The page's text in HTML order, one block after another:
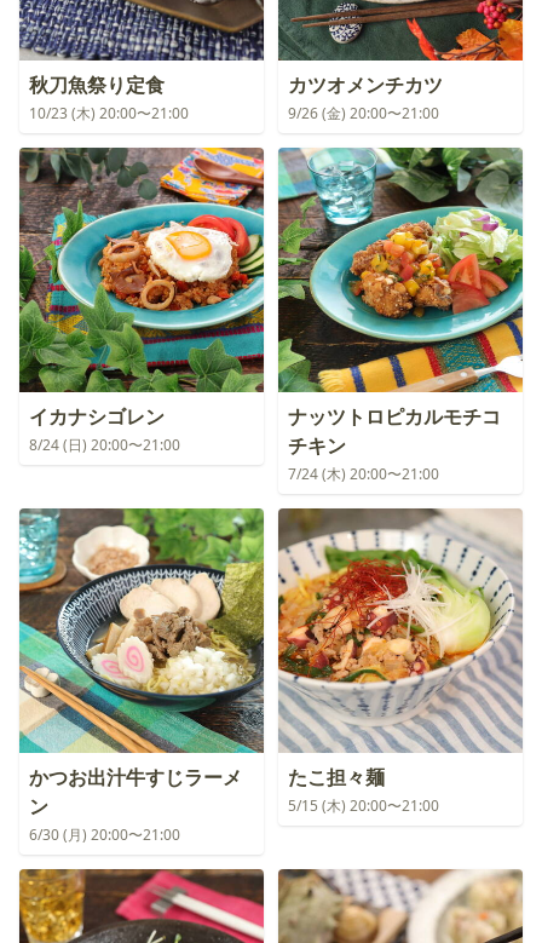
秋刀魚祭り定食
10/23 (木) 20:00〜21:00
カツオメンチカツ
9/26 (金) 20:00〜21:00
イカナシゴレン
8/24 (日) 20:00〜21:00
ナッツトロピカルモチコ
チキン
7/24 (木) 20:00〜21:00
かつお出汁牛すじラーメ
ン
6/30 (月) 20:00〜21:00
たこ担々麺
5/15 (木) 20:00〜21:00